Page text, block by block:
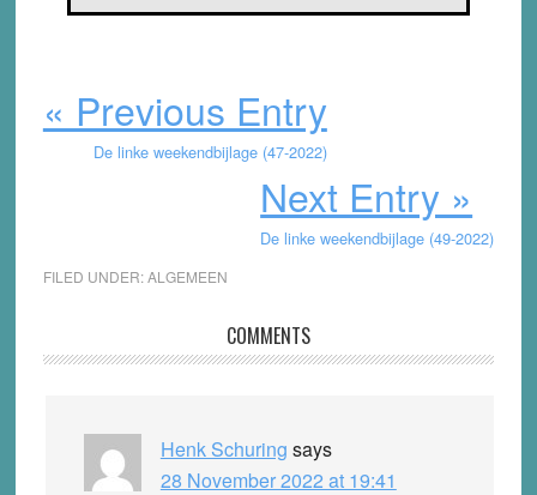
« Previous Entry
De linke weekendbijlage (47-2022)
Next Entry »
De linke weekendbijlage (49-2022)
FILED UNDER:ALGEMEEN
Interactions
COMMENTS
Henk Schuring says
28 November 2022 at 19:41